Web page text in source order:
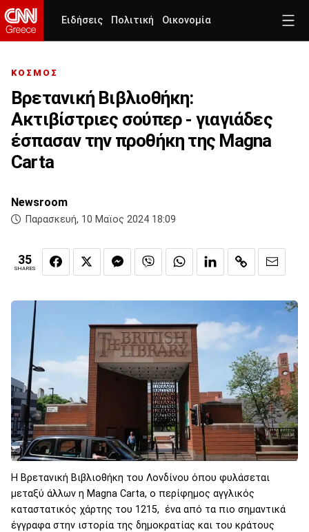
Ειδήσεις Πολιτική Οικονομία
ΚΟΣΜΟΣ
Βρετανική Βιβλιοθήκη:
Ακτιβίστριες σούπερ - γιαγιάδες
έσπασαν την προθήκη της Magna
Carta
Newsroom
Παρασκευή, 10 Μαϊος 2024 18:09
35
SHARES
Η Βρετανική Βιβλιοθήκη του Λονδίνου όπου φυλάσεται
μεταξύ άλλων η Magna Carta, o περίφημος αγγλικός
καταστατικός χάρτης του 1215, ένα από τα πιο σημαντικά
έγγραφα στην ιστορία της δημοκρατίας και του κράτους